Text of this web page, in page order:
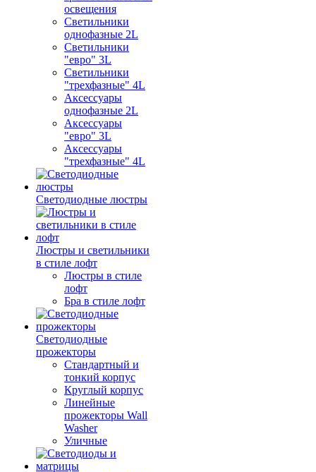
освещения
Светильники
однофазные 2L
Светильники
"евро" 3L
Светильники
"трехфазные" 4L
Аксессуары
однофазные 2L
Аксессуары
"евро" 3L
Аксессуары
"трехфазные" 4L
Светодиодные люстры
Люстры и светильники
в стиле лофт
Люстры в стиле
лофт
Бра в стиле лофт
Светодиодные
прожекторы
Стандартный и
тонкий корпус
Круглый корпус
Линейные
прожекторы Wall
Washer
Уличные